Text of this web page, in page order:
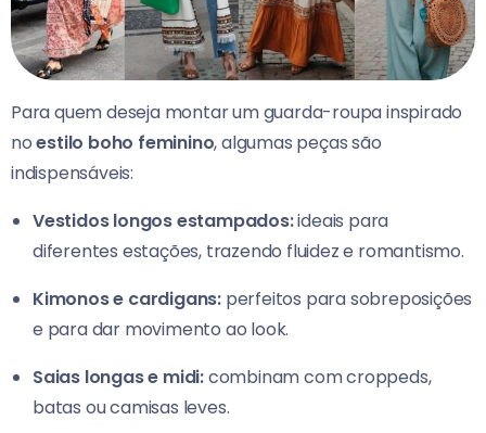
Para quem deseja montar um guarda-roupa inspirado
noestilo boho feminino, algumas peças são
indispensáveis:
Vestidos longos estampados:ideais para
diferentes estações, trazendo fluidez e romantismo.
Kimonos e cardigans: perfeitos para sobreposições
e para dar movimento ao look.
Saias longas e midi:combinam com croppeds,
batas ou camisas leves.